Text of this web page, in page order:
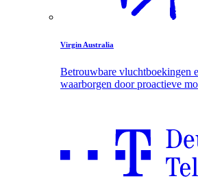
Virgin Australia
Betrouwbare vluchtboekingen
waarborgen door proactieve